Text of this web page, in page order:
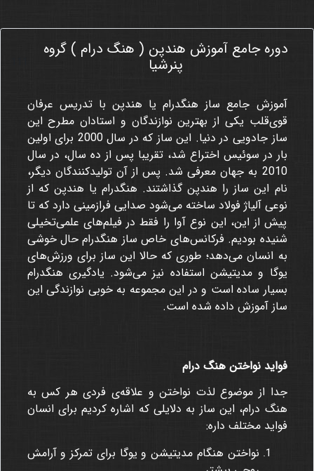
دوره جامع آموزش هندپن ( هنگ درام ) گروه
پنرشیا
آموزش جامع ساز هنگدرام یا هندپن با تدریس عرفان
قوی‌قلب یکی از بهترین نوازندگان و استادان مطرح این
ساز جادویی در دنیا. این ساز که در سال 2000 برای اولین
بار در سوئیس اختراع شد، تقریبا پس از ده سال، در سال
2010 به جهان معرفی شد. پس از آن تولیدکنندگان دیگر،
نام این ساز را هندپن گذاشتند. هنگدرام یا هندپن که از
نوعی آلیاژ فولاد ساخته می‌شود صدایی فرازمینی دارد که تا
پیش از این، این نوع آوا را فقط در فیلم‌های علمی‌تخیلی
شنیده بودیم. فرکانس‌های خاص ساز هنگدرام حال خوشی
به انسان می‌دهد؛ طوری که حالا این ساز برای ورزش‌های
یوگا و مدیتیشن استفاده نیز می‌شود. یادگیری هنگدرام
بسیار ساده است و در این مجموعه به خوبی نوازندگی این
ساز آموزش داده شده است.
فواید نواختن هنگ درام
جدا از موضوع لذت نواختن و علاقه‌ی فردی هر کس به
هنگ درام، این ساز به دلایلی که اشاره کردیم برای انسان
فواید مختلف داره:
نواختن هنگام مدیتیشن و یوگا برای تمرکز و آرامش